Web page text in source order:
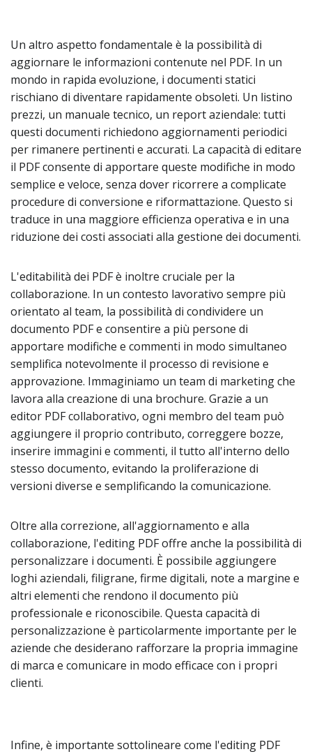
Un altro aspetto fondamentale è la possibilità di
aggiornare le informazioni contenute nel PDF. In un
mondo in rapida evoluzione, i documenti statici
rischiano di diventare rapidamente obsoleti. Un listino
prezzi, un manuale tecnico, un report aziendale: tutti
questi documenti richiedono aggiornamenti periodici
per rimanere pertinenti e accurati. La capacità di editare
il PDF consente di apportare queste modifiche in modo
semplice e veloce, senza dover ricorrere a complicate
procedure di conversione e riformattazione. Questo si
traduce in una maggiore efficienza operativa e in una
riduzione dei costi associati alla gestione dei documenti.
L'editabilità dei PDF è inoltre cruciale per la
collaborazione. In un contesto lavorativo sempre più
orientato al team, la possibilità di condividere un
documento PDF e consentire a più persone di
apportare modifiche e commenti in modo simultaneo
semplifica notevolmente il processo di revisione e
approvazione. Immaginiamo un team di marketing che
lavora alla creazione di una brochure. Grazie a un
editor PDF collaborativo, ogni membro del team può
aggiungere il proprio contributo, correggere bozze,
inserire immagini e commenti, il tutto all'interno dello
stesso documento, evitando la proliferazione di
versioni diverse e semplificando la comunicazione.
Oltre alla correzione, all'aggiornamento e alla
collaborazione, l'editing PDF offre anche la possibilità di
personalizzare i documenti. È possibile aggiungere
loghi aziendali, filigrane, firme digitali, note a margine e
altri elementi che rendono il documento più
professionale e riconoscibile. Questa capacità di
personalizzazione è particolarmente importante per le
aziende che desiderano rafforzare la propria immagine
di marca e comunicare in modo efficace con i propri
clienti.
Infine, è importante sottolineare come l'editing PDF